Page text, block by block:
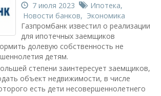
7 июля 2023 Ипотека,
Новости банков, Экономика
Газпромбанк известил о реализации
для ипотечных заемщиков
долевую собственность не
детям.
степени заинтересует заемщиков,
объект недвижимости, в числе
есть дети несовершеннолетнего